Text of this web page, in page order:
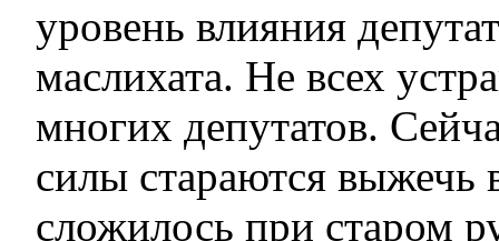
уровень влияния
маслихата. Не всех
многих депутатов.
силы стараются выжечь
сложилось при старом